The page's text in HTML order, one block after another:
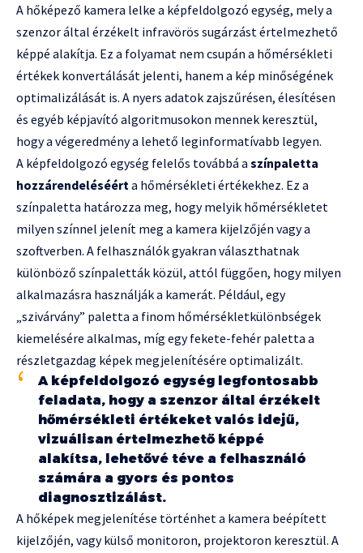
A hőképező kamera lelke a képfeldolgozó egység, mely a
szenzor által érzékelt infravörös sugárzást értelmezhető
képpé alakítja. Ez a folyamat nem csupán a hőmérsékleti
értékek konvertálását jelenti, hanem a kép minőségének
optimalizálását is. A nyers adatok zajszűrésen, élesítésen
és egyéb képjavító algoritmusokon mennek keresztül,
hogy a végeredmény a lehető leginformatívabb legyen.
A képfeldolgozó egység felelős továbbá a színpaletta
hozzárendeléséérta hőmérsékleti értékekhez. Ez a
színpaletta határozza meg, hogy melyik hőmérsékletet
milyen színnel jelenít meg a kamera kijelzőjén vagy a
szoftverben. A felhasználók gyakran választhatnak
különböző színpaletták közül, attól függően, hogy milyen
alkalmazásra használják a kamerát. Például, egy
„szivárvány” paletta a finom hőmérsékletkülönbségek
kiemelésére alkalmas, míg egy fekete-fehér paletta a
részletgazdag képek megjelenítésére optimalizált.
A képfeldolgozó egység legfontosabb
feladata, hogy a szenzor által érzékelt
hőmérsékleti értékeket valós idejű,
vizuálisan értelmezhető képpé
alakítsa, lehetővé téve a felhasználó
számára a gyors és pontos
diagnosztizálást.
A hőképek megjelenítése történhet a kamera beépített
kijelzőjén, vagy külső monitoron, projektoron keresztül. A